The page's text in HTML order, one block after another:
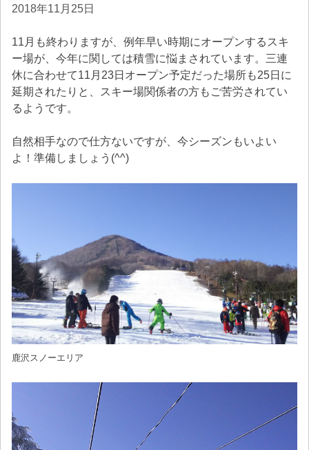
2018年11月25日
11月も終わりますが、例年早い時期にオープンするスキ
ー場が、今年に関しては積雪に悩まされています。三連
休に合わせて11月23日オープン予定だった場所も25日に
延期されたりと、スキー場関係者の方もご苦労されてい
るようです。
自然相手なので仕方ないですが、今シーズンもいよい
よ！準備しましょう(^^)
鹿沢スノーエリア